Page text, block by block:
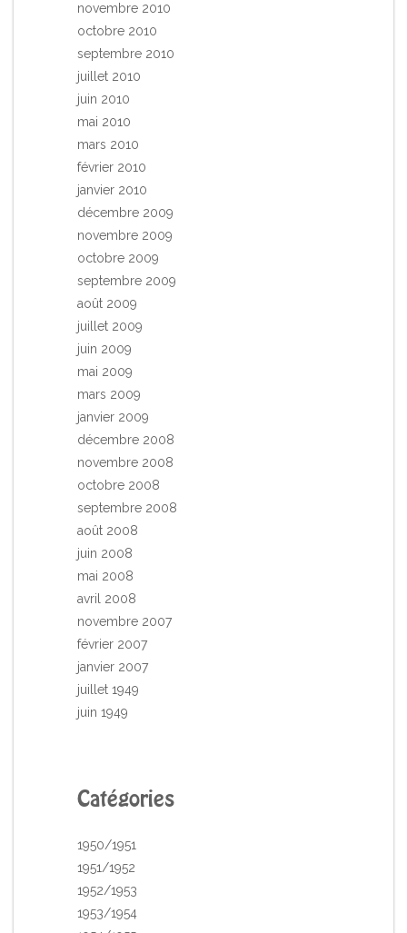
novembre 2010
octobre 2010
septembre 2010
juillet 2010
juin 2010
mai 2010
mars 2010
février 2010
janvier 2010
décembre 2009
novembre 2009
octobre 2009
septembre 2009
août 2009
juillet 2009
juin 2009
mai 2009
mars 2009
janvier 2009
décembre 2008
novembre 2008
octobre 2008
septembre 2008
août 2008
juin 2008
mai 2008
avril 2008
novembre 2007
février 2007
janvier 2007
juillet 1949
juin 1949
Catégories
1950/1951
1951/1952
1952/1953
1953/1954